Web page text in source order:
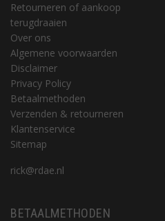
Retourneren of aankoop
terugdraaien
Over ons
Algemene voorwaarden
Disclaimer
Privacy Policy
Betaalmethoden
Verzenden & retourneren
Klantenservice
Sitemap
rick@rdae.nl
BETAALMETHODEN